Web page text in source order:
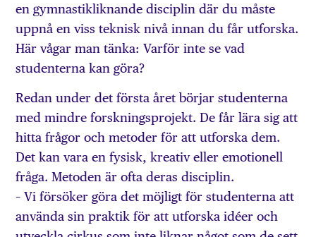
en gymnastikliknande disciplin där du måste
uppnå en viss teknisk nivå innan du får utforska.
Här vågar man tänka: Varför inte se vad
studenterna kan göra?
Redan under det första året börjar studenterna
med mindre forskningsprojekt. De får lära sig att
hitta frågor och metoder för att utforska dem.
Det kan vara en fysisk, kreativ eller emotionell
fråga. Metoden är ofta deras disci­plin.
– Vi försöker göra det möjligt för studenterna att
använda sin praktik för att utforska idéer och